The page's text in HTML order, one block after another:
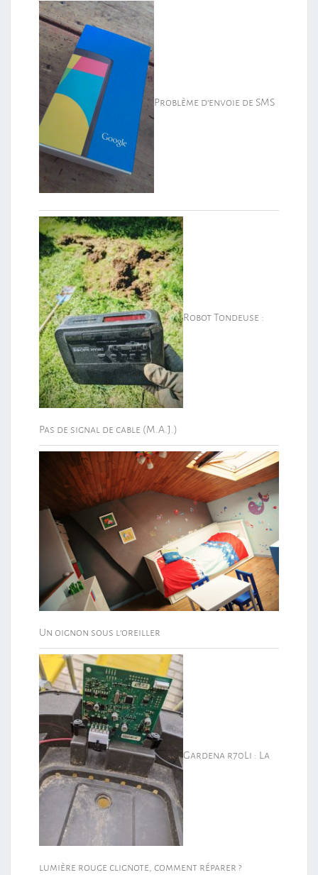
Problème d’envoie de SMS
Robot Tondeuse :
Pas de signal de cable (M.A.J.)
Un oignon sous l’oreiller
Gardena r70Li : La
lumière rouge clignote, comment réparer ?